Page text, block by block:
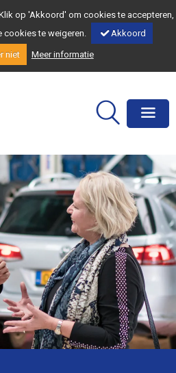
op 'Akkoord' om cookies te accepteren,
cookies te weigeren.
Akkoord
niet Meer informatie